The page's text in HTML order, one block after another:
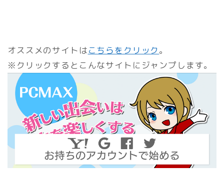
オススメのサイトはこちらをクリック 。
※クリックするとこんなサイトにジャンプします。